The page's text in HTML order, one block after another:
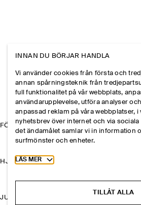
FÖRETAGET
HJÄLP
JURIDISK INFORMATION
INNAN DU BÖRJAR HANDLA
Vi använder cookies från första och
annan spårningsteknik från
full funktionalitet på vår webbplats,
användarupplevelse, utföra analyser
anpassad reklam på våra webbplatser, i
nyhetsbrev över internet och via
det ändamålet samlar vi in information
surfmönster och enheter.
Toggle more cookie information
LÄS MER
TILLÅT ALLA